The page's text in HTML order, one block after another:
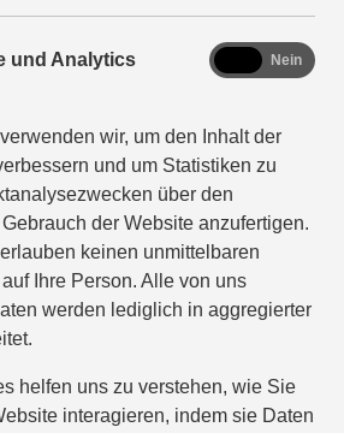
und Analytics
wir, um den Inhalt der
und um Statistiken zu
über den
der Website anzufertigen.
keinen unmittelbaren
Ihre Person. Alle von uns
werden lediglich in aggregierter
helfen uns zu verstehen, wie Sie
interagieren, indem sie Daten
analyticsNein
–
Sicherheit
an Ihrem Suzuki empfehlen wir
von Suzuki. Denn nur das Original